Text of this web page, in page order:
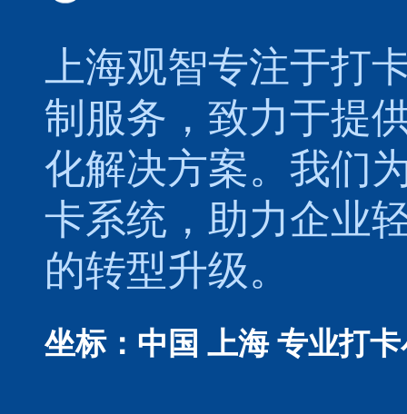
上海观智专注于打
制服务，致力于提
化解决方案。我们
卡系统，助力企业
的转型升级。
坐标：中国 上海 专业打